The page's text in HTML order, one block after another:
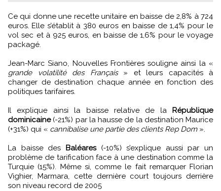
Ce qui donne une recette unitaire en baisse de 2,8% à 724
euros. Elle s’établit à 380 euros en baisse de 1,4% pour le
vol sec et à 925 euros, en baisse de 1,6% pour le voyage
packagé.
Jean-Marc Siano, Nouvelles Frontières souligne ainsi la «
grande volatilité des Français» et leurs capacités à
changer de destination chaque année en fonction des
politiques tarifaires.
Il explique ainsi la baisse relative de la
République
dominicaine(-21%) par la hausse de la destination Maurice
(+31%) qui « cannibalise une partie des clients Rep Dom ».
La baisse des Baléares(-10%) s’explique aussi par un
problème de tarification face à une destination comme la
Turquie (15%). Même si, comme le fait remarquer Florian
Vighier, Marmara, cette dernière court toujours derrière
son niveau record de 2005